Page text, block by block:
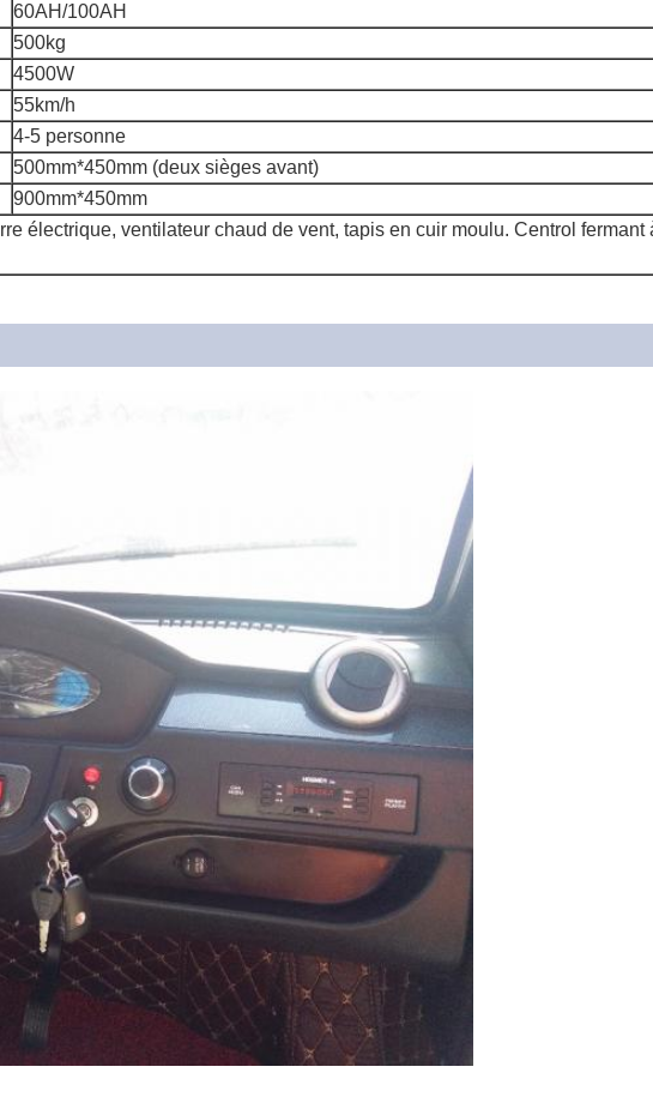
60AH/100AH
500kg
4500W
55km/h
4-5 personne
500mm*450mm (deux sièges avant)
900mm*450mm
électrique, ventilateur chaud de vent, tapis en cuir moulu. Centrol fermant